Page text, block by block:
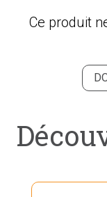
Ce produit